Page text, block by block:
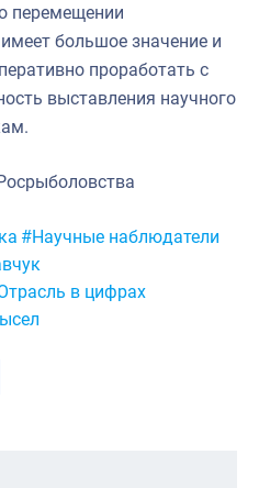
перемещении
большое значение и
проработать с
выставления научного
#Научные наблюдатели
в цифрах